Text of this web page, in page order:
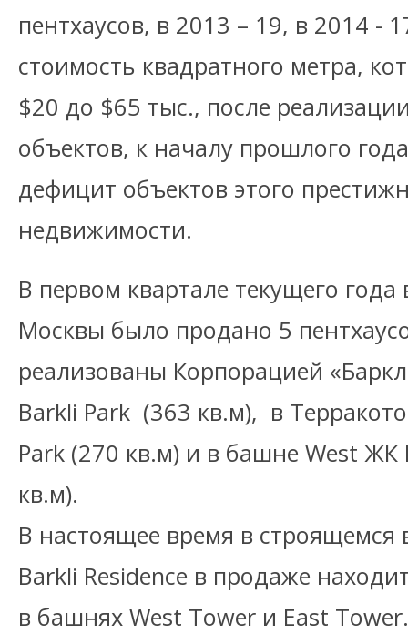
пентхаусов, в 2013 – 19, в 2014 -
стоимость квадратного метра,
$20 до $65 тыс., после
объектов, к началу прошлого
дефицит объектов этого
недвижимости.
В первом квартале текущего
Москвы было продано 5
реализованы Корпорацией
Barkli Park (363 кв.м), в
Park (270 кв.м) и в башне West ЖК
кв.м).
В настоящее время в
Barkli Residence в продаже
в башнях West Tower и East